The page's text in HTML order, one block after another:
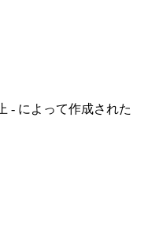
- によって作成された